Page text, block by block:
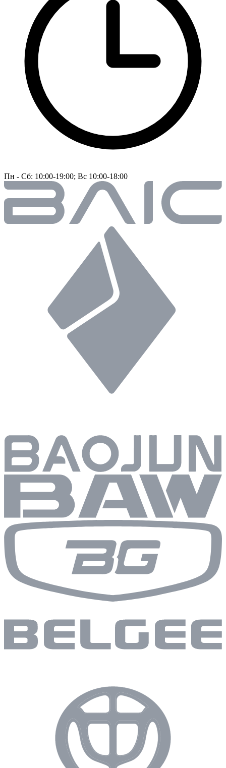
Пн - Сб: 10:00-19:00; Вс 10:00-18:00